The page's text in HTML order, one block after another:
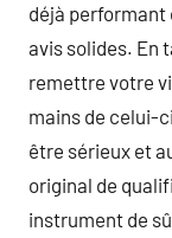
déjà performant
avis solides. En
remettre votre
mains de celui-
être sérieux et
original de
instrument de